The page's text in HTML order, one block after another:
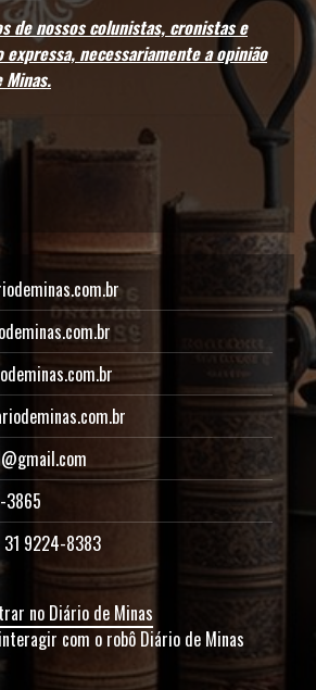
de nossos colunistas, cronistas e
necessariamente a opinião
3865
31 9224-8383
no Diário de Minas
com o robô Diário de Minas